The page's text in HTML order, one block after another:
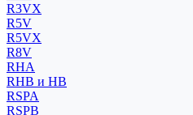
R3VX
R5V
R5VX
R8V
RHA
RHB и HB
RSPA
RSPB